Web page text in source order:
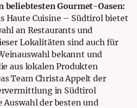
beliebtesten Gourmet-Oasen:
Haute Cuisine – Südtirol bietet
an Restaurants und
Lokalitäten sind auch für
bekannt und
aus lokalen Produkten
Team Christa Appelt der
in Südtirol
der besten und